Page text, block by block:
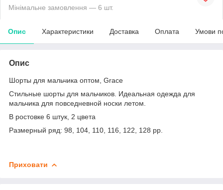
Мінімальне замовлення — 6 шт.
Опис Характеристики Доставка Оплата Умови
Опис
Шорты для мальчика оптом, Grace
Стильные шорты для мальчиков. Идеальная одежда для
мальчика для повседневной носки летом.
В ростовке 6 штук, 2 цвета
Размерный ряд: 98, 104, 110, 116, 122, 128 рр.
Приховати